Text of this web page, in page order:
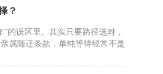
？
的误区里。其实只要路径选对，
属随迁条款，单纯等待经常不是